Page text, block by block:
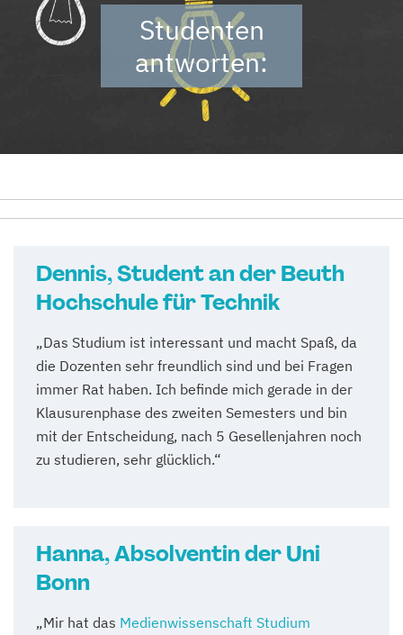
Studenten
antworten:
Dennis, Student an der Beuth
Hochschule für Technik
„Das Studium ist interessant und macht Spaß, da
die Dozenten sehr freundlich sind und bei Fragen
immer Rat haben. Ich befinde mich gerade in der
Klausurenphase des zweiten Semesters und bin
mit der Entscheidung, nach 5 Gesellenjahren noch
zu studieren, sehr glücklich.“
Hanna, Absolventin der Uni
Bonn
„Mir hat das Medienwissenschaft Studium